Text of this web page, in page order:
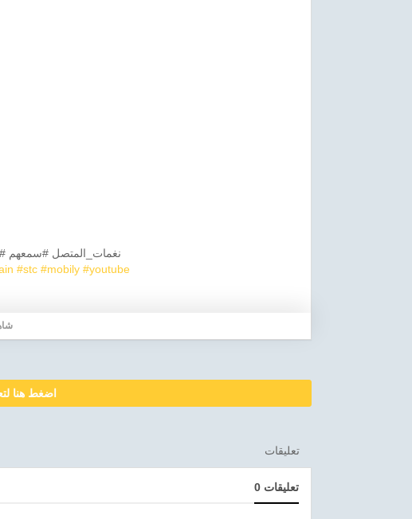
#stc #mobily #youtube
اضغط هنا
تعليقات
0 تعليقات